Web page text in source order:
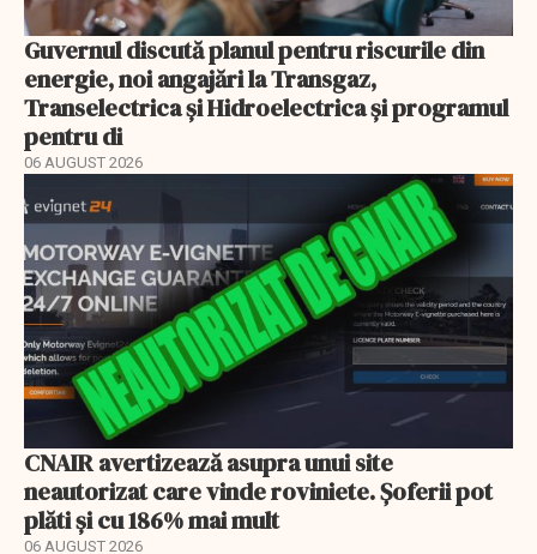
Guvernul discută planul pentru riscurile din
energie, noi angajări la Transgaz,
Transelectrica și Hidroelectrica și programul
pentru di
06 AUGUST 2026
CNAIR avertizează asupra unui site
neautorizat care vinde roviniete. Șoferii pot
plăti și cu 186% mai mult
06 AUGUST 2026